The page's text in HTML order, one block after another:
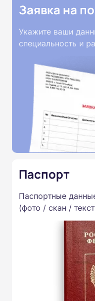
Заявка на
Укажите ваши
специальность и
Паспорт
Паспортные
(фото / скан /